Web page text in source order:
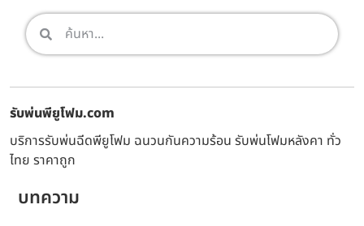
รับพ่นพียูโฟม.com
บริการรับพ่นฉีดพียูโฟม ฉนวนกันความร้อน รับพ่นโฟมหลังคา ทั่ว
ไทย ราคาถูก
บทความ